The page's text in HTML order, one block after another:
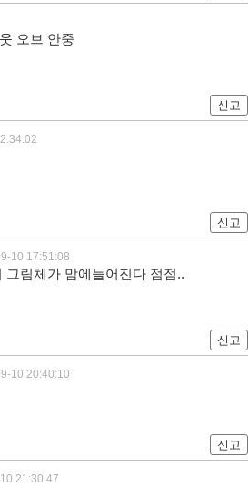
오브 안중
신고
신고
10 17:51:08
그림체가 맘에들어진다 점점..
신고
10 20:40:10
신고
21:30:47